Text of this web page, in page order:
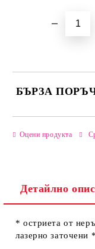
БЪРЗА
Ние ще се свържем
Оцени продукта
Детайлно
* остриета от
лазерно заточени